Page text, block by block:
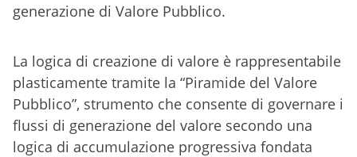
generazione di Valore Pubblico.
La logica di creazione di valore è rappresentabile
plasticamente tramite la “Piramide del Valore
Pubblico”, strumento che consente di governare i
flussi di generazione del valore secondo una
logica di accumulazione progressiva fondata